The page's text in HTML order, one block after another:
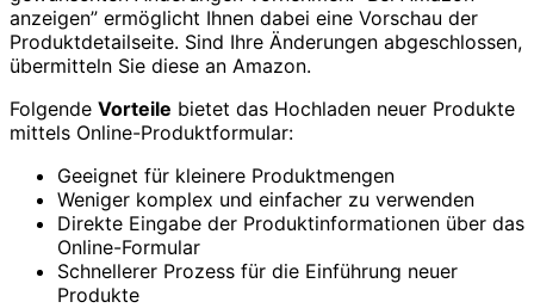
anzeigen” ermöglicht Ihnen dabei eine Vorschau der
Produktdetailseite. Sind Ihre Änderungen abgeschlossen,
übermitteln Sie diese an Amazon.
Folgende Vorteile bietet das Hochladen neuer Produkte
mittels Online-Produktformular:
Geeignet für kleinere Produktmengen
Weniger komplex und einfacher zu verwenden
Direkte Eingabe der Produktinformationen über das
Online-Formular
Schnellerer Prozess für die Einführung neuer
Produkte